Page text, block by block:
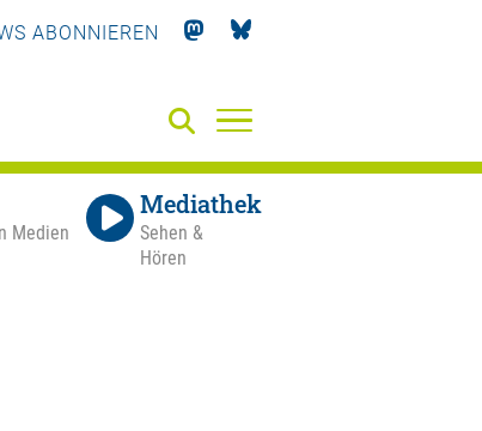
ABONNIEREN
Medien
Mediathek
Sehen &
Hören